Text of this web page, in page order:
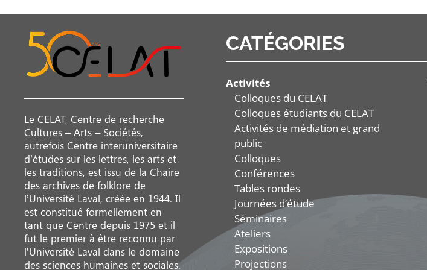
Le CELAT, Centre de recherche
Cultures – Arts – Sociétés,
autrefois Centre interuniversitaire
d’études sur les lettres, les arts et
les traditions, est issu de la Chaire
des archives de folklore de
l’Université Laval, créée en 1944. Il
est constitué formellement en
tant que Centre depuis 1975 et il
fut le premier à être reconnu par
l’Université Laval dans le domaine
des sciences humaines et sociales.
CATÉGORIES
Activités
Colloques du CELAT
Colloques étudiants du CELAT
Activités de médiation et grand
public
Colloques
Conférences
Tables rondes
Journées d’étude
Séminaires
Ateliers
Expositions
Projections